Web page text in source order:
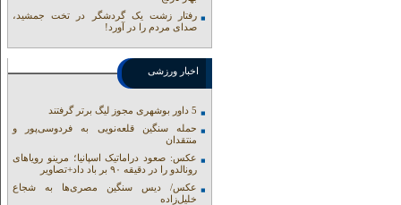
رفتار زشت یک گردشگر در تخت جمشید،
صدای مردم را در آورد!
اخبار ورزشی
5 داور بوشهری مجوز لیگ برتر گرفتند
حمله سنگین قلعه‌نویی به فردوسی‌پور و
منتقدان
عکس: صعود دراماتیک اسپانیا؛ مرینو رویاهای
رونالدو را در دقیقه ۹۰ بر باد داد+تصاویر
عکس/ دیس سنگین مصری‌ها به شجاع
خلیل‌زاده